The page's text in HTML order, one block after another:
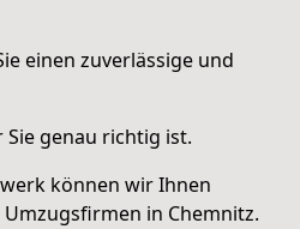
einen zuverlässige und
genau richtig ist.
können wir Ihnen
in Chemnitz.